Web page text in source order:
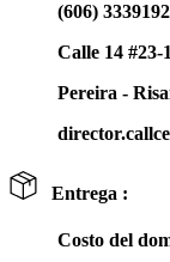
(606) 3339192
Calle 14 #23-
Pereira -
Entrega :
Costo del